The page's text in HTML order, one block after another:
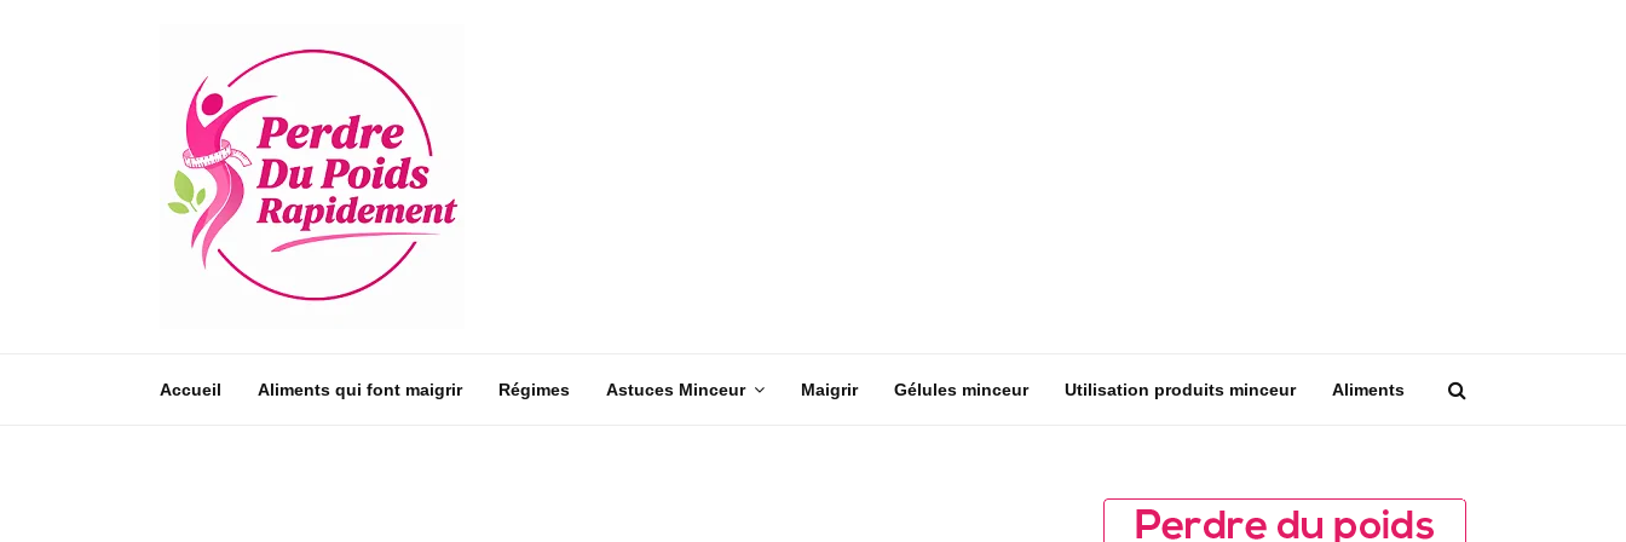
Accueil Aliments qui font maigrir Régimes Astuces Minceur Maigrir Gélules minceur Utilisation produits minceur Aliments